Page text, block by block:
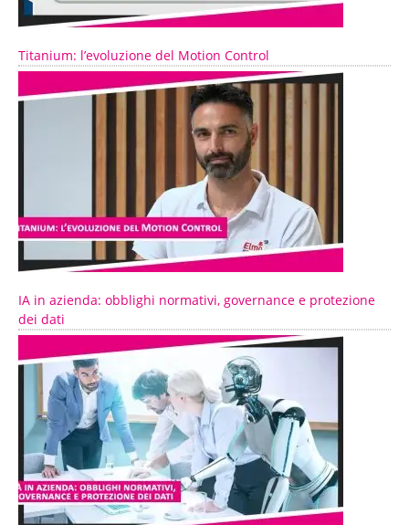
Titanium: l’evoluzione del Motion Control
IA in azienda: obblighi normativi, governance e protezione
dei dati